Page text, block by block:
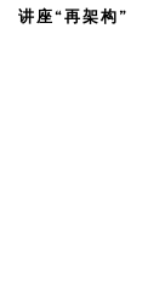
张怡 @ 上
讲座“再架构”